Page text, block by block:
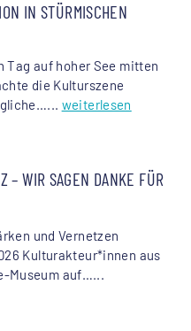
IN STÜRMISCHEN
Tag auf hoher See mitten
die Kulturszene
weiterlesen
– WIR SAGEN DANKE FÜR
und Vernetzen
Kulturakteur*innen aus
Museum auf…...